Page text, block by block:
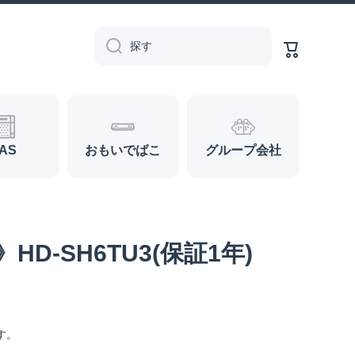
探す
ー
ト
おもいでばこ グループ会社
HD-SH6TU3(保証1年)